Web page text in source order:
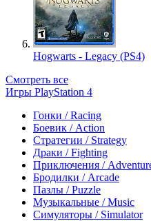
Hogwarts - Legacy (PS4)
Смотреть все
Игры PlayStation 4
Гонки / Racing
Боевик / Action
Стратегии / Strategy
Драки / Fighting
Приключения /
Бродилки / Arcade
Пазлы / Puzzle
Музыкальные / Music
Симуляторы / Simulator